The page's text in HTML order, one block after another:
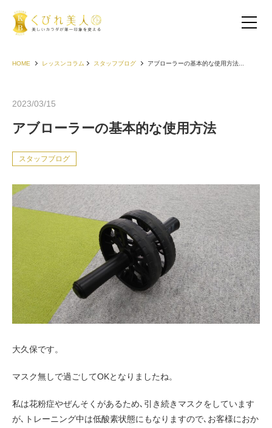
お客様の声（30代以下）
お客様の声（40代）
お客様の声（50代以上）
お客様の声（男性）
HOME レッスンコラム スタッフブログ アブローラーの基本的な使用方法...
2023/03/15
アブローラーの基本的な使用方法
スタッフブログ
大久保です。
マスク無しで過ごしてOKとなりましたね。
私は花粉症やぜんそくがあるため､引き続きマスクをしています
が､トレーニング中は低酸素状態にもなりますので､お客様におか